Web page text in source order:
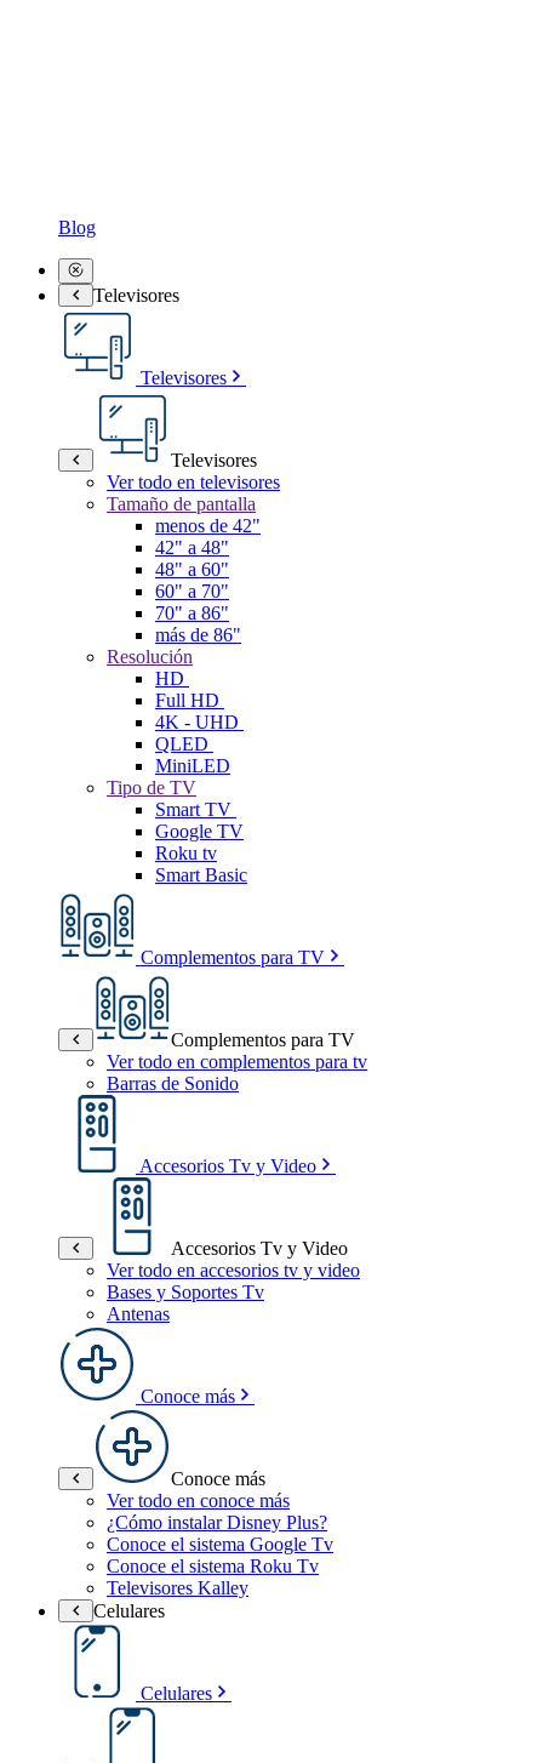
Blog
Televisores
Televisores
Televisores
Ver todo en televisores
Tamaño de pantalla
menos de 42"
42" a 48"
48" a 60"
60" a 70"
70" a 86"
más de 86"
Resolución
HD
Full HD
4K - UHD
QLED
MiniLED
Tipo de TV
Smart TV
Google TV
Roku tv
Smart Basic
Complementos para TV
Complementos para TV
Ver todo en complementos para tv
Barras de Sonido
Accesorios Tv y Video
Accesorios Tv y Video
Ver todo en accesorios tv y video
Bases y Soportes Tv
Antenas
Conoce más
Conoce más
Ver todo en conoce más
¿Cómo instalar Disney Plus?
Conoce el sistema Google Tv
Conoce el sistema Roku Tv
Televisores Kalley
Celulares
Celulares